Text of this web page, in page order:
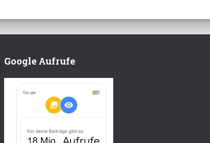
Google Aufrufe